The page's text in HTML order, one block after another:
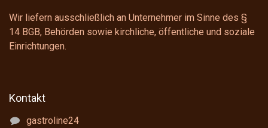
Wir liefern ausschließlich an Unternehmer im Sinne des §
14 BGB, Behörden sowie kirchliche, öffentliche und soziale
Einrichtungen.
Kontakt
gastroline24